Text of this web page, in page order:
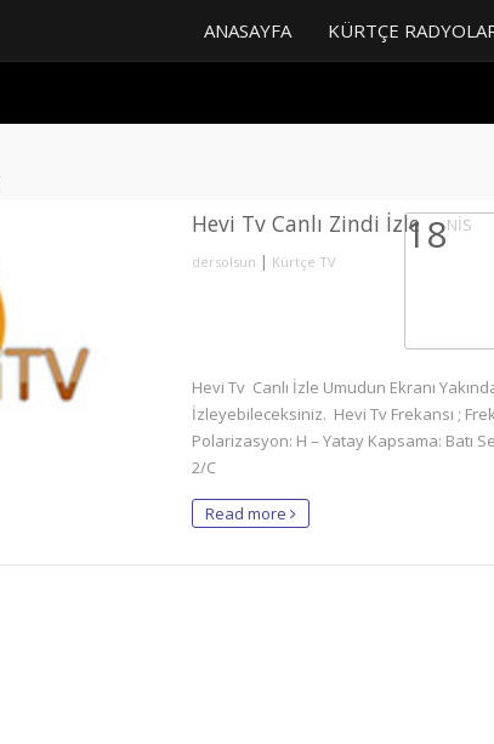
ANASAYFA KÜRTÇE
Hevi Tv Canlı Zindi İzle
dersolsun | Kürtçe TV
18NIS
Hevi Tv Canlı İzle Umudun Ekranı
İzleyebileceksiniz. Hevi Tv Frekansı ;
Polarizasyon: H – Yatay Kapsama: Batı
2/C
Read more